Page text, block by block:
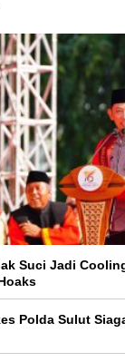
Suci Jadi
Polda Sulut